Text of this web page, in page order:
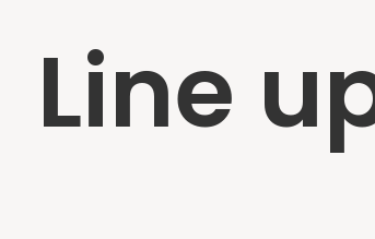
Line